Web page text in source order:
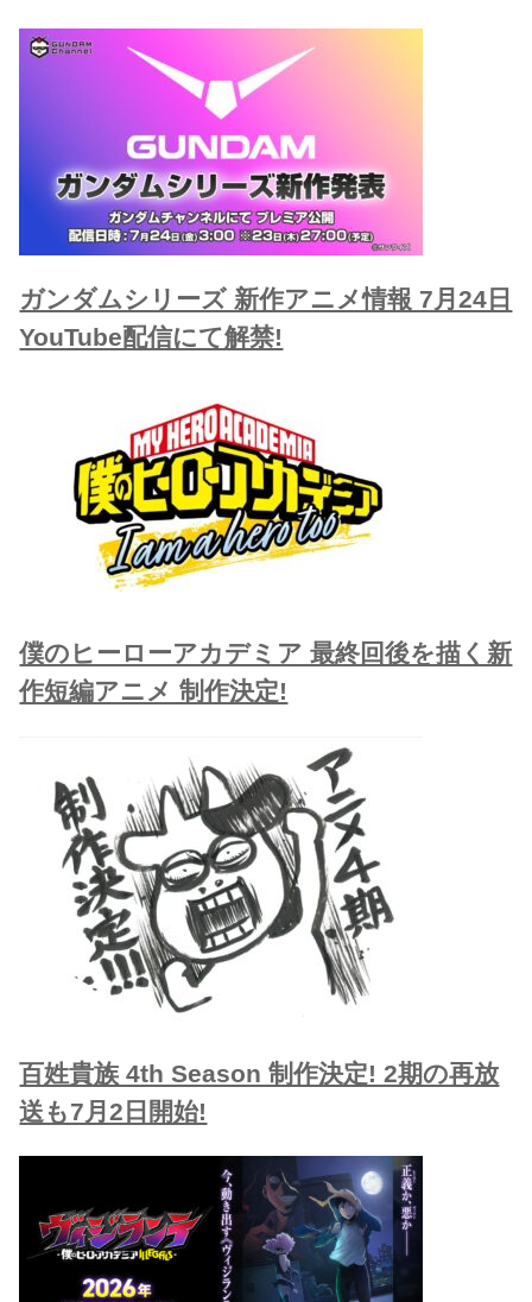
ガンダムシリーズ 新作アニメ情報 7月24日
YouTube配信にて解禁!
僕のヒーローアカデミア 最終回後を描く新
作短編アニメ 制作決定!
百姓貴族 4th Season 制作決定! 2期の再放
送も7月2日開始!